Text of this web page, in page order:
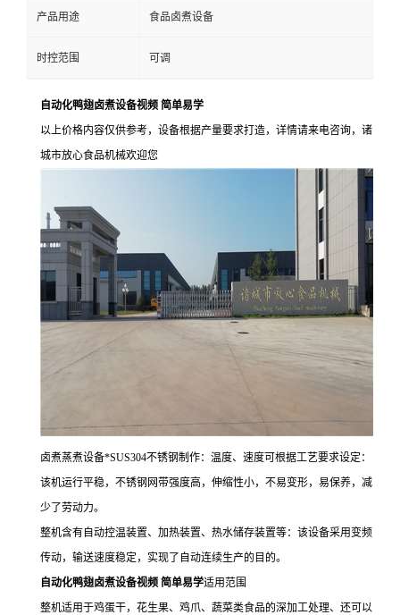
产品用途 食品卤煮设备
时控范围 可调
自动化鸭翅卤煮设备视频 简单易学
以上价格内容仅供参考，设备根据产量要求打造，详情请来电咨询，诸
城市放心食品机械欢迎您
卤煮蒸煮设备*SUS304不锈钢制作：温度、速度可根据工艺要求设定：
该机运行平稳，不锈钢网带强度高，伸缩性小，不易变形，易保养，减
少了劳动力。
整机含有自动控温装置、加热装置、热水储存装置等：该设备采用变频
传动，输送速度稳定，实现了自动连续生产的目的。
自动化鸭翅卤煮设备视频 简单易学适用范围
整机适用于鸡蛋干，花生果、鸡爪、蔬菜类食品的深加工处理、还可以